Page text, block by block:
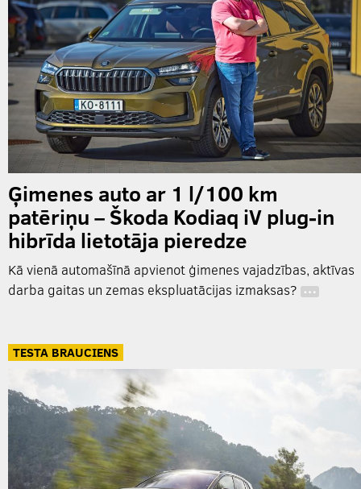
Ģimenes auto ar 1 l/100 km
patēriņu – Škoda Kodiaq iV plug-in
hibrīda lietotāja pieredze
Kā vienā automašīnā apvienot ģimenes vajadzības, aktīvas
darba gaitas un zemas ekspluatācijas izmaksas? …
TESTA BRAUCIENS